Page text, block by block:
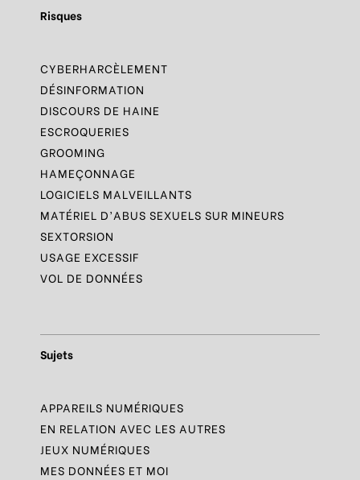
Risques
CYBERHARCÈLEMENT
DÉSINFORMATION
DISCOURS DE HAINE
ESCROQUERIES
GROOMING
HAMEÇONNAGE
LOGICIELS MALVEILLANTS
MATÉRIEL D’ABUS SEXUELS SUR MINEURS
SEXTORSION
USAGE EXCESSIF
VOL DE DONNÉES
Sujets
APPAREILS NUMÉRIQUES
EN RELATION AVEC LES AUTRES
JEUX NUMÉRIQUES
MES DONNÉES ET MOI